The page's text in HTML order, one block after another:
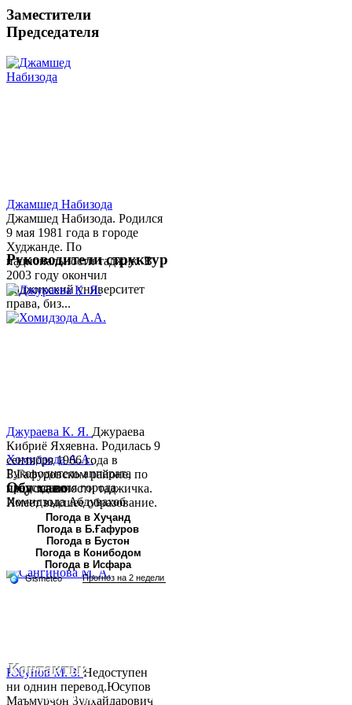
Заместители
Председателя
Джамшед Набизода
Джамшед Набизода. Родился
9 мая 1981 года в городе
Худжанде. По
национальности таджик. В
2003 году окончил
Таджикский университет
права, биз...
Хомидзода А.А.
Руководитель аппарата
председателя города
Хомидзода Абдувахоб
Абдумаджид родился 8
июня 1978 года в городе
Худжанде. По
национальности...
Руководители структур
Джураева К. Я. Джураева
Кибриё Яхяевна. Родилась 9
сентября 1966 года в
Б.Гафуровском районе, по
национальности таджичка.
Имеет высшее образование.
В 1997 ...
Юсупов М. З.Недоступен
ни однин перевод.Юсупов
Маъмурҷон Зулҳайдарович
Обу хаво
Погода в Хуҷанд
Погода в Б.Ғафуров
Погода в Бустон
Погода в Конибодом
Погода в Исфара
Контакты:
Республика Таджикистан,